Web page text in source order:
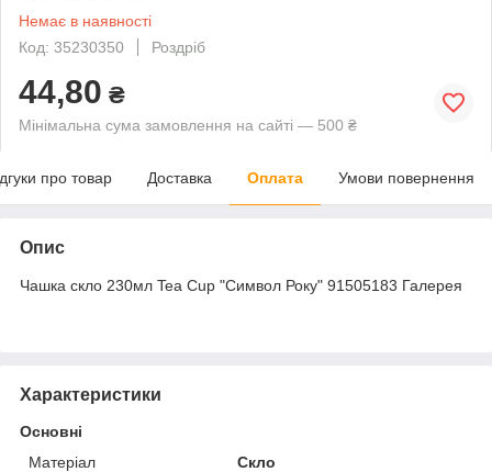
Немає в наявності
Код: 35230350
Роздріб
44,80 ₴
Мінімальна сума замовлення на сайті — 500 ₴
про товар Доставка Оплата Умови повернення
Опис
Чашка скло 230мл Tea Cup "Символ Року" 91505183 Галерея
Характеристики
Основні
Матеріал
Скло